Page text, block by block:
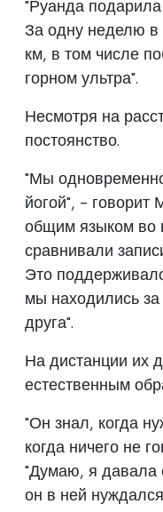
"Руанда
За одну неделю в
км, в том числе
горном ультра".
Несмотря на
постоянство.
"Мы
йогой", - говорит
общим языком во
сравнивали
Это
мы находились за
друга".
На дистанции их
естественным
"Он знал, когда
когда ничего не
"Думаю, я давала
он в ней